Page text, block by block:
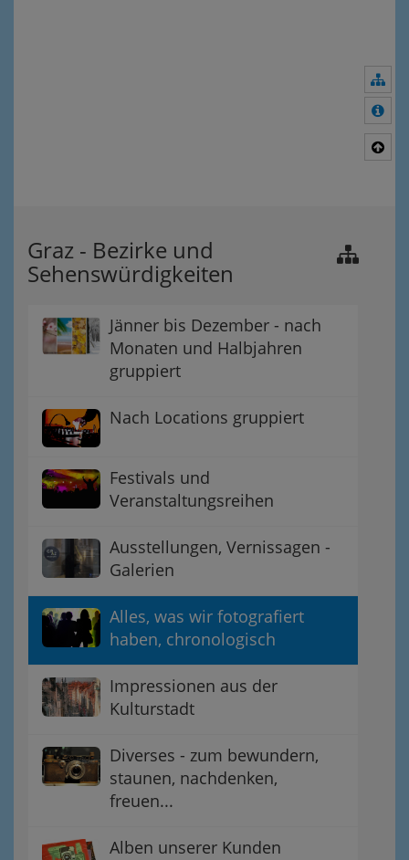
Graz - Bezirke und
Sehenswürdigkeiten
Jänner bis Dezember - nach
Monaten und Halbjahren
gruppiert
Nach Locations gruppiert
Festivals und
Veranstaltungsreihen
Ausstellungen, Vernissagen -
Galerien
Alles, was wir fotografiert
haben, chronologisch
Impressionen aus der
Kulturstadt
Diverses - zum bewundern,
staunen, nachdenken,
freuen...
Alben unserer Kunden